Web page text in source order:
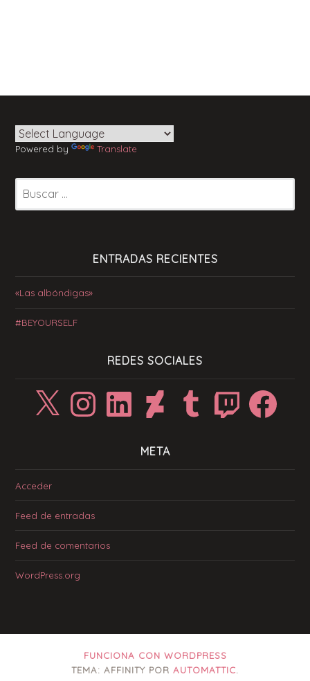
Powered by Translate
ENTRADAS RECIENTES
«Las albóndigas»
#BEYOURSELF
REDES SOCIALES
InstagramLinkedIn DeviantArtTumblr Twitch Facebook
META
Acceder
Feed de entradas
Feed de comentarios
WordPress.org
FUNCIONA CON WORDPRESS
TEMA: AFFINITY POR AUTOMATTIC